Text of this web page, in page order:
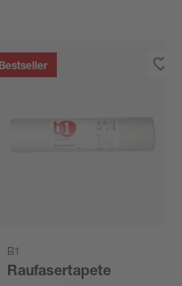
Bestseller
B1
Raufasertapete